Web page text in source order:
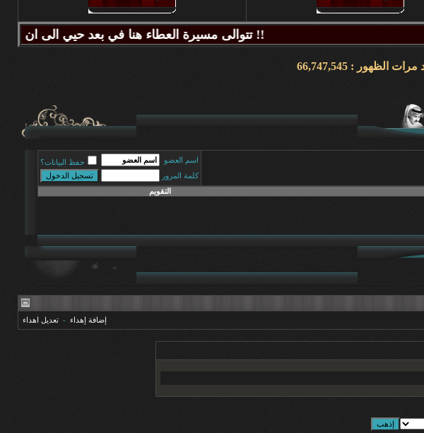
اسم العضو
حفظ البيانات؟
كلمة المرور
التقويم
إضافة إهداء - تعديل اهداء